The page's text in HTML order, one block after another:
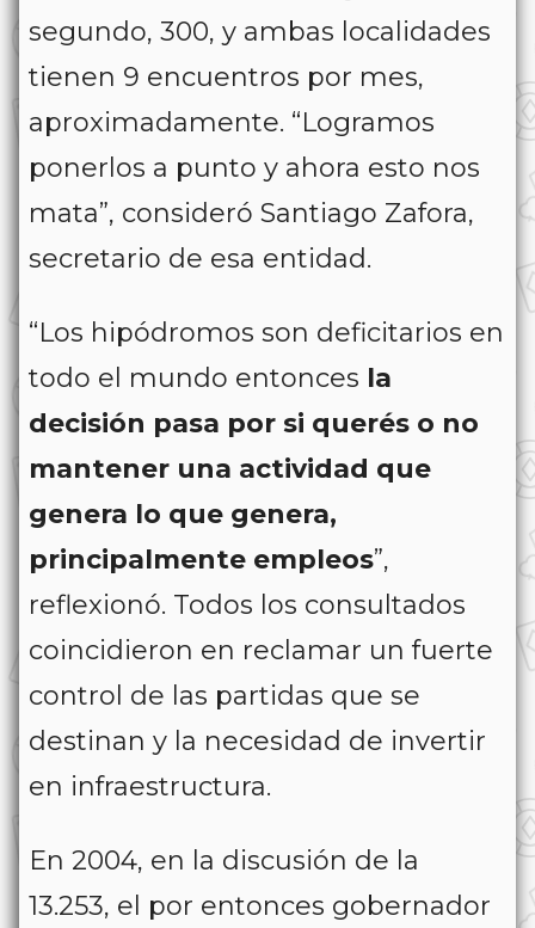
segundo, 300, y ambas localidades
tienen 9 encuentros por mes,
aproximadamente. “Logramos
ponerlos a punto y ahora esto nos
mata”, consideró Santiago Zafora,
secretario de esa entidad.
“Los hipódromos son deficitarios en
todo el mundo entonces la
decisión pasa por si querés o no
mantener una actividad que
genera lo que genera,
principalmente empleos”,
reflexionó. Todos los consultados
coincidieron en reclamar un fuerte
control de las partidas que se
destinan y la necesidad de invertir
en infraestructura.
En 2004, en la discusión de la
13.253, el por entonces gobernador